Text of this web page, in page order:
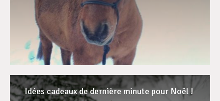
Idées cadeaux de dernière minute pour Noël !